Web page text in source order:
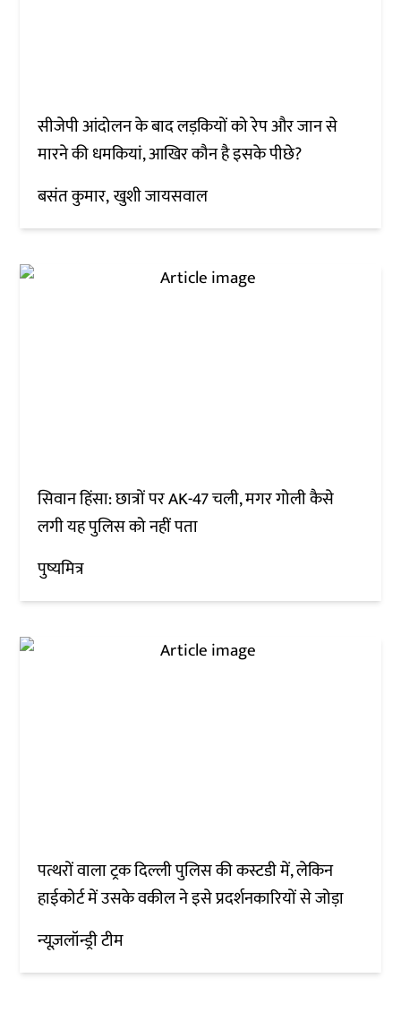
सीजेपी आंदोलन के बाद लड़कियों को रेप और जान से
मारने की धमकियां, आखिर कौन है इसके पीछे?
बसंत कुमार खुशी जायसवाल
सिवान हिंसा: छात्रों पर AK-47 चली, मगर गोली कैसे
लगी यह पुलिस को नहीं पता
पुष्यमित्र
पत्थरों वाला ट्रक दिल्ली पुलिस की कस्टडी में, लेकिन
हाईकोर्ट में उसके वकील ने इसे प्रदर्शनकारियों से जोड़ा
न्यूज़लॉन्ड्री टीम